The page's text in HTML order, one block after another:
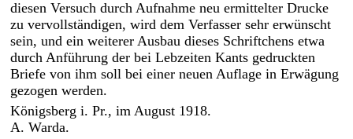
diesen Versuch durch Aufnahme neu ermittelter Drucke
zu vervollständigen, wird dem Verfasser sehr erwünscht
sein, und ein weiterer Ausbau dieses Schriftchens etwa
durch Anführung der bei Lebzeiten Kants gedruckten
Briefe von ihm soll bei einer neuen Auflage in Erwägung
gezogen werden.
Königsberg i. Pr., im August 1918.
A. Warda.